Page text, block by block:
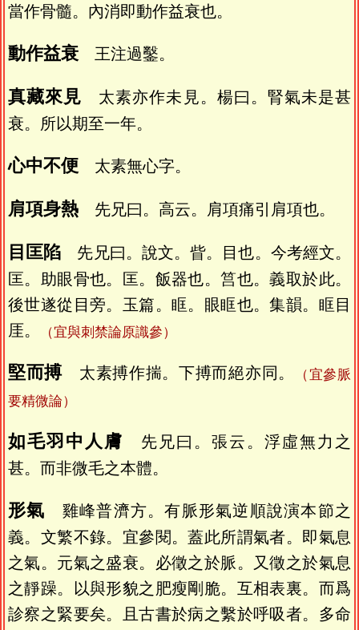
當作骨髓。內消即動作益衰也。
動作益衰 王注過鑿。
真藏來見 太素亦作未見。楊曰。腎氣未是甚
衰。所以期至一年。
心中不便 太素無心字。
肩項身熱 先兄曰。高云。肩項痛引肩項也。
目匡陷 先兄曰。說文。眥。目也。今考經文。
匡。助眼骨也。匡。飯器也。筥也。義取於此。
後世遂從目旁。玉篇。眶。眼眶也。集韻。眶目
厓。
（宜與刺禁論原識參）
堅而搏 太素搏作揣。下搏而絕亦同。
（宜參脈
要精微論）
如毛羽中人膚 先兄曰。張云。浮虛無力之
甚。而非微毛之本體。
形氣 雞峰普濟方。有脈形氣逆順說演本節之
義。文繁不錄。宜參閱。蓋此所謂氣者。即氣息
之氣。元氣之盛衰。必徵之於脈。又徵之於氣息
之靜躁。以與形貌之肥瘦剛脆。互相表裏。而爲
診察之緊要矣。且古書於病之繫於呼吸者。多命